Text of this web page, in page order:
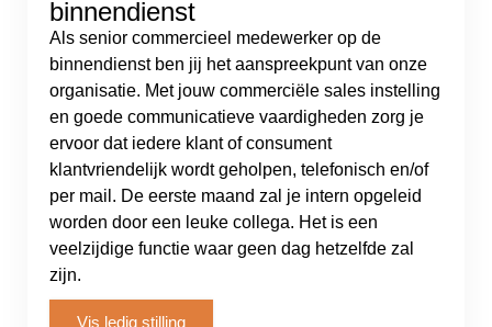
binnendienst
Als senior commercieel medewerker op de
binnendienst ben jij het aanspreekpunt van onze
organisatie. Met jouw commerciële sales instelling
en goede communicatieve vaardigheden zorg je
ervoor dat iedere klant of consument
klantvriendelijk wordt geholpen, telefonisch en/of
per mail. De eerste maand zal je intern opgeleid
worden door een leuke collega. Het is een
veelzijdige functie waar geen dag hetzelfde zal
zijn.
Vis ledig stilling